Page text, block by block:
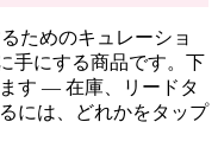
ためのキュレーショ
手にする商品です。下
す — 在庫、リードタ
には、どれかをタップ